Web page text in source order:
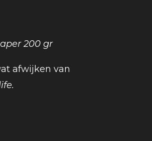
200 gr
afwijken van